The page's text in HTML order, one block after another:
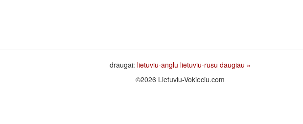
draugai: lietuviu-anglu lietuviu-rusu daugiau »
©2026 Lietuviu-Vokieciu.com